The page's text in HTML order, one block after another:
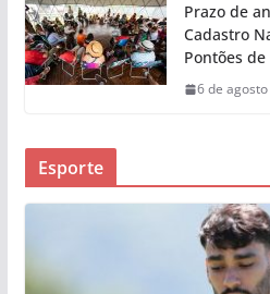
Prazo de
Cadastro
Pontões
6 de
Esporte